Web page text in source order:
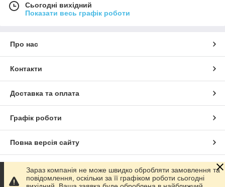
Сьогодні вихідний
Показати весь графік роботи
Про нас
Контакти
Доставка та оплата
Графік роботи
Повна версія сайту
Сайт створено на маркетплейсі Prom.ua
Зараз компанія не може швидко обробляти замовлення та
повідомлення, оскільки за її графіком роботи сьогодні